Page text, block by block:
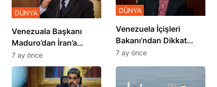
Venezuala Başkanı
Maduro’dan İran’a
Destek
DÜNYA
7 ay önce
Venezuela İçişleri
Bakanı’ndan Dikkat
Çekici İran İddiası
DÜNYA
7 ay önce